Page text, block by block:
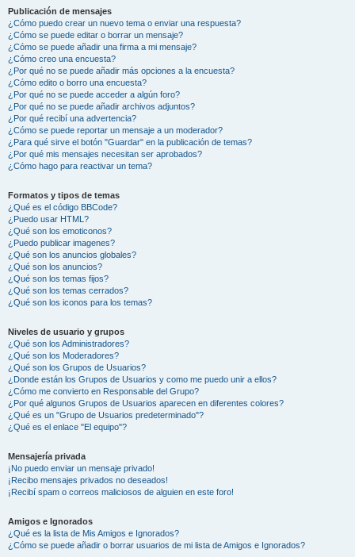
Publicación de mensajes
¿Cómo puedo crear un nuevo tema o enviar una respuesta?
¿Cómo se puede editar o borrar un mensaje?
¿Cómo se puede añadir una firma a mi mensaje?
¿Cómo creo una encuesta?
¿Por qué no se puede añadir más opciones a la encuesta?
¿Cómo edito o borro una encuesta?
¿Por qué no se puede acceder a algún foro?
¿Por qué no se puede añadir archivos adjuntos?
¿Por qué recibí una advertencia?
¿Cómo se puede reportar un mensaje a un moderador?
¿Para qué sirve el botón "Guardar" en la publicación de temas?
¿Por qué mis mensajes necesitan ser aprobados?
¿Cómo hago para reactivar un tema?
Formatos y tipos de temas
¿Qué es el código BBCode?
¿Puedo usar HTML?
¿Qué son los emoticonos?
¿Puedo publicar imagenes?
¿Qué son los anuncios globales?
¿Qué son los anuncios?
¿Qué son los temas fijos?
¿Qué son los temas cerrados?
¿Qué son los iconos para los temas?
Niveles de usuario y grupos
¿Qué son los Administradores?
¿Qué son los Moderadores?
¿Qué son los Grupos de Usuarios?
¿Donde están los Grupos de Usuarios y como me puedo unir a ellos?
¿Cómo me convierto en Responsable del Grupo?
¿Por qué algunos Grupos de Usuarios aparecen en diferentes colores?
¿Qué es un "Grupo de Usuarios predeterminado"?
¿Qué es el enlace "El equipo"?
Mensajería privada
¡No puedo enviar un mensaje privado!
¡Recibo mensajes privados no deseados!
¡Recibí spam o correos maliciosos de alguien en este foro!
Amigos e Ignorados
¿Qué es la lista de Mis Amigos e Ignorados?
¿Cómo se puede añadir o borrar usuarios de mi lista de Amigos e Ignorados?